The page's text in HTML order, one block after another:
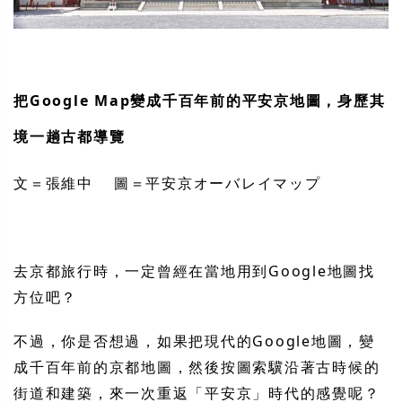
把Google Map變成千百年前的平安京地圖，身歷其
境一趟古都導覽
文＝張維中 圖＝平安京オーバレイマップ
去京都旅行時，一定曾經在當地用到Google地圖找
方位吧？
不過，你是否想過，如果把現代的Google地圖，變
成千百年前的京都地圖，然後按圖索驥沿著古時候的
街道和建築，來一次重返「平安京」時代的感覺呢？